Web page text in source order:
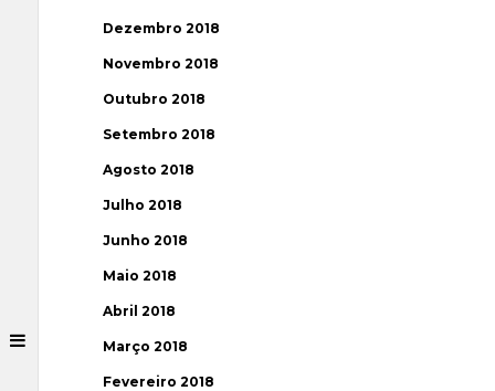
Dezembro 2018
Novembro 2018
Outubro 2018
Setembro 2018
Agosto 2018
Julho 2018
Junho 2018
Maio 2018
Abril 2018
Março 2018
Fevereiro 2018